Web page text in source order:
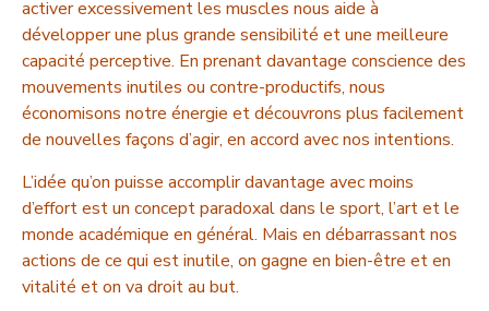
activer excessivement les muscles nous aide à
développer une plus grande sensibilité et une meilleure
capacité perceptive. En prenant davantage conscience des
mouvements inutiles ou contre-productifs, nous
économisons notre énergie et découvrons plus facilement
de nouvelles façons d’agir, en accord avec nos intentions.
L’idée qu’on puisse accomplir davantage avec moins
d’effort est un concept paradoxal dans le sport, l’art et le
monde académique en général. Mais en débarrassant nos
actions de ce qui est inutile, on gagne en bien-être et en
vitalité et on va droit au but.